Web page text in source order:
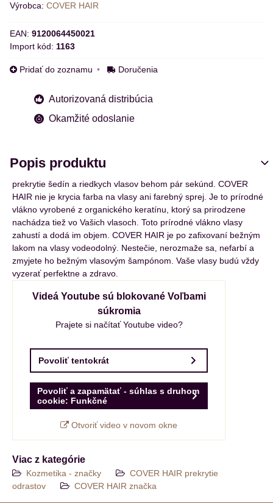
Výrobca: COVER HAIR
EAN: 9120064450021
Import kód: 1163
Pridať do zoznamu Doručenia
Autorizovaná distribúcia
Okamžité odoslanie
Popis produktu
prekrytie šedín a riedkych vlasov behom pár sekúnd. COVER
HAIR nie je krycia farba na vlasy ani farebný sprej. Je to prírodné
vlákno vyrobené z organického keratínu, ktorý sa prirodzene
nachádza tiež vo Vašich vlasoch. Toto prírodné vlákno vlasy
zahustí a dodá im objem. COVER HAIR je po zafixovaní bežným
lakom na vlasy vodeodolný. Nestečie, nerozmaže sa, nefarbí a
zmyjete ho bežným vlasovým šampónom. Vaše vlasy budú vždy
vyzerať perfektne a zdravo.
Videá Youtube sú blokované Voľbami
súkromia
Prajete si načítať Youtube video?
Povoliť tentokrát
Povoliť a zapamätať - súhlas s druhom
cookie: Funkčné
Otvoriť video v novom okne
Viac z kategórie
Kozmetika - značky
COVER HAIR prekrytie
odrastov
COVER HAIR značka